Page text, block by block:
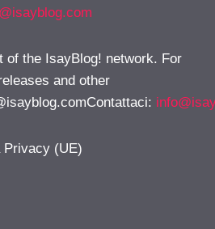
of the IsayBlog! network. For
and other
:
Privacy (UE)